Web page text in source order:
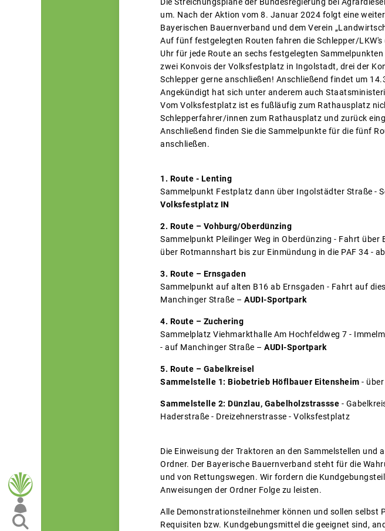
um. Nach der Aktion vom 8. Januar 2024 folgt eine
Bayerischen Bauernverband und dem Verein
Auf fünf festgelegten Routen fahren die Schlepper/
Uhr für jede Route an sechs festgelegten
zwei Konvois der Volksfestplatz in Ingolstadt, drei der
Schlepper gerne anschließen! Anschließend findet um
Angekündigt hat sich unter anderem auch
Vom Volksfestplatz ist es fußläufig zum Rathausplatz
Schlepperfahrer/innen zum Rathausplatz und zurück
Anschließend finden Sie die Sammelpunkte für die fünf
anschließen.
1. Route - Lenting
Sammelpunkt Festplatz dann über Ingolstädter Straße -
Volksfestplatz IN
2. Route – Vohburg/Oberdünzing
Sammelpunkt Pleilinger Weg in Oberdünzing - Fahrt
über Rotmannshart bis zur Einmündung in die PAF 34 -
3. Route – Ernsgaden
Sammelpunkt auf alten B16 ab Ernsgaden - Fahrt auf
Manchinger Straße – AUDI-Sportpark
4. Route – Zuchering
Sammelplatz Viehmarkthalle Am Hochfeldweg 7 -
- auf Manchinger Straße – AUDI-Sportpark
5. Route – Gabelkreisel
Sammelstelle 1: Biobetrieb Höflbauer Eitensheim -
Sammelstelle 2: Dünzlau, Gabelholzstrassse -
Haderstraße - Dreizehnerstrasse - Volksfestplatz
Die Einweisung der Traktoren an den Sammelstellen
Ordner. Der Bayerische Bauernverband steht für die
und von Rettungswegen. Wir fordern die
Anweisungen der Ordner Folge zu leisten.
Alle Demonstrationsteilnehmer können und sollen
Requisiten bzw. Kundgebungsmittel die geeignet sind,